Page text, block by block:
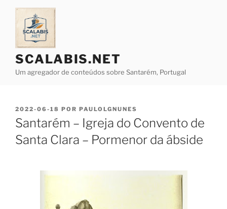
Saltar
conteúdo
SCALABIS.NET
Um agregador de conteúdos sobre Santarém, Portugal
PUBLICADO
EM
2022-06-18 POR PAULOLGNUNES
Santarém – Igreja do Convento de
Santa Clara – Pormenor da ábside